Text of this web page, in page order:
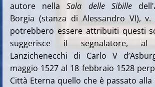
autore nellaSala delle Sibille
Borgia (stanza di Alessandro VI),
potrebbero essere attribuiti questi
suggerisce il segnalatore,
Lanzichenecchi di Carlo V
maggio 1527 al 18 febbraio 1528
Città Eterna quello che è passato alla